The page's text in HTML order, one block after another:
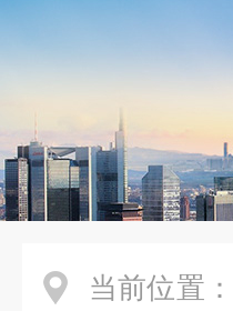
当前位置：